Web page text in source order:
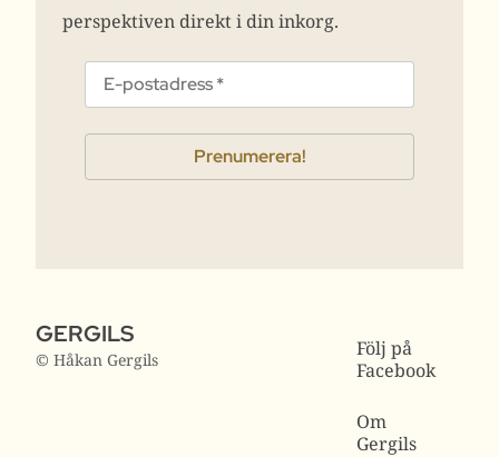
perspektiven direkt i din inkorg.
GERGILS
© Håkan Gergils
Följ på
Facebook
Om
Gergils